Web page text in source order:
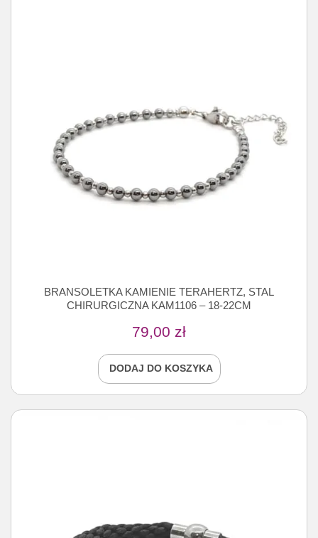
BRANSOLETKA KAMIENIE TERAHERTZ, STAL
CHIRURGICZNA KAM1106 – 18-22CM
79,00 zł
DODAJ DO KOSZYKA